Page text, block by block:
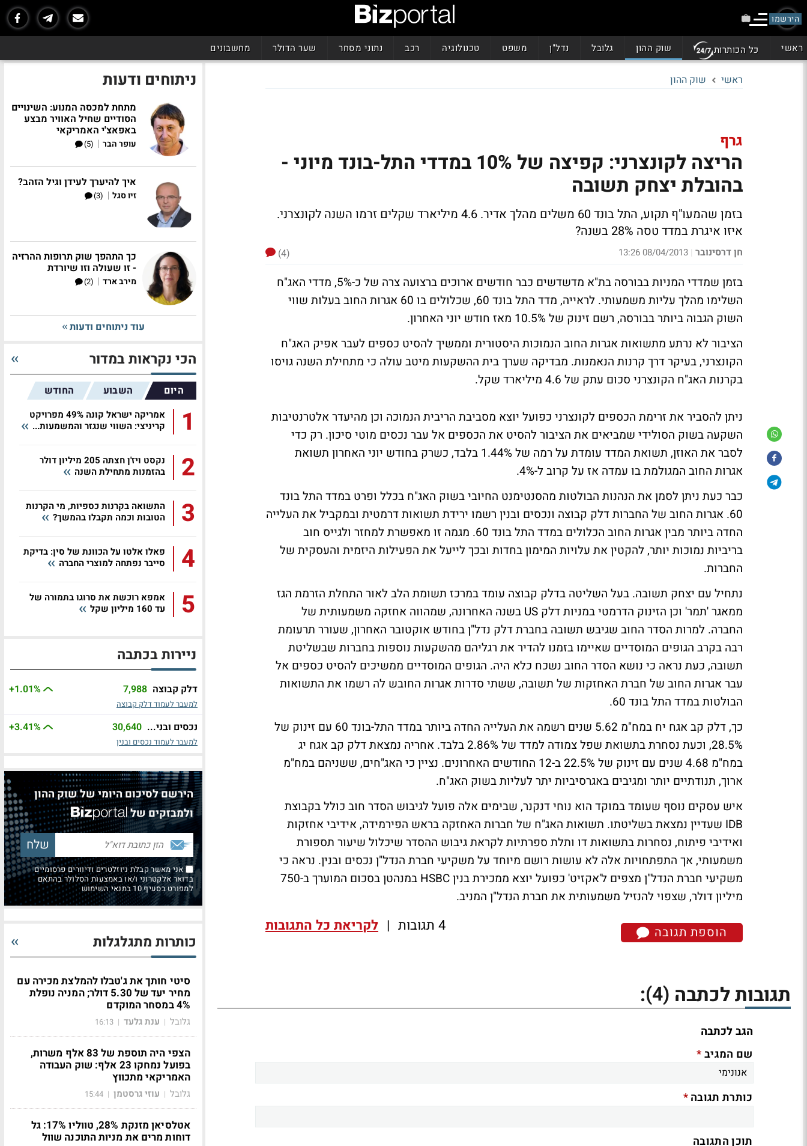
הירשמו
ראשי כל הכותרות שוק ההון גלובל נדל"ן משפט טכנולוגיה רכב נתוני מסחר שער הדולר מחשבונים
ראשי שוק ההון
גרף
הריצה לקונצרני: קפיצה של 10% במדדי התל-בונד מיוני -
בהובלת יצחק תשובה
בזמן שהמעו"ף תקוע, התל בונד 60 משלים מהלך אדיר. 4.6 מיליארד שקלים זרמו השנה לקונצרני.
איזו איגרת במדד טסה 28% בשנה?
חן דרסינובר |
08/04/2013 13:26
(4)
בזמן שמדדי המניות בבורסה בת"א מדשדשים כבר חודשים ארוכים ברצועה צרה של כ-5%, מדדי האג"ח
השלימו מהלך עליות משמעותי. לראייה, מדד התל בונד 60, שכלולים בו 60 אגרות החוב בעלות שווי
השוק הגבוה ביותר בבורסה, רשם זינוק של 10.5% מאז חודש יוני האחרון.
הציבור לא נרתע מתשואות אגרות החוב הנמוכות היסטורית וממשיך להסיט כספים לעבר אפיק האג"ח
הקונצרני, בעיקר דרך קרנות הנאמנות. מבדיקה שערך בית ההשקעות מיטב עולה כי מתחילת השנה גויסו
בקרנות האג"ח הקונצרני סכום עתק של 4.6 מיליארד שקל.
ניתן להסביר את זרימת הכספים לקונצרני כפועל יוצא מסביבת הריבית הנמוכה וכן מהיעדר אלטרנטיבות
השקעה בשוק הסולידי שמביאים את הציבור להסיט את הכספים אל עבר נכסים מוטי סיכון. רק כדי
לסבר את האוזן, תשואת המדד עומדת על רמה של 1.44% בלבד, כשרק בחודש יוני האחרון תשואת
אגרות החוב המגולמת בו עמדה אז על קרוב ל-4%.
כבר כעת ניתן לסמן את הנהנות הבולטות מהסנטימנט החיובי בשוק האג"ח בכלל ופרט במדד התל בונד
60. אגרות החוב של החברות דלק קבוצה ונכסים ובנין רשמו ירידת תשואות דרמטית ובמקביל את העלייה
החדה ביותר מבין אגרות החוב הכלולים במדד התל בונד 60. מגמה זו מאפשרת למחזר ולגייס חוב
בריביות נמוכות יותר, להקטין את עלויות המימון בחדות ובכך לייעל את הפעילות היזמית והעסקית של
החברות.
נתחיל עם יצחק תשובה. בעל השליטה בדלק קבוצה עומד במרכז תשומת הלב לאור התחלת הזרמת הגז
ממאגר 'תמר' וכן הזינוק הדרמטי במניות דלק US בשנה האחרונה, שמהווה אחזקה משמעותית של
החברה. למרות הסדר החוב שגיבש תשובה בחברת דלק נדל"ן בחודש אוקטובר האחרון, שעורר תרעומת
רבה בקרב הגופים המוסדיים שאיימו בזמנו להדיר את רגליהם מהשקעות נוספות בחברות שבשליטת
תשובה, כעת נראה כי נושא הסדר החוב נשכח כלא היה. הגופים המוסדיים ממשיכים להסיט כספים אל
עבר אגרות החוב של חברת האחזקות של תשובה, ששתי סדרות אגרות החובש לה רשמו את התשואות
הבולטות במדד התל בונד 60.
כך, דלק קב אגח יח במח"מ 5.62 שנים רשמה את העלייה החדה ביותר במדד התל-בונד 60 עם זינוק של
28.5%, וכעת נסחרת בתשואת שפל צמודה למדד של 2.86% בלבד. אחריה נמצאת דלק קב אגח יג
במח"מ 4.68 שנים עם זינוק של 22.5% ב-12 החודשים האחרונים. נציין כי האג"חים, ששניהם במח"מ
ארוך, תנודתיים יותר ומגיבים באגרסיביות יתר לעליות בשוק האג"ח.
איש עסקים נוסף שעומד במוקד הוא נוחי דנקנר, שבימים אלה פועל לגיבוש הסדר חוב כולל בקבוצת
IDB שעדיין נמצאת בשליטתו. תשואות האג"ח של חברות האחזקה בראש הפירמידה, אידיבי אחזקות
ואידיבי פיתוח, נסחרות בתשואות דו ותלת ספרתיות לקראת גיבוש ההסדר שיכלול שיעור תספורת
משמעותי, אך התפתחויות אלה לא עושות רושם מיוחד על משקיעי חברת הנדל"ן נכסים ובנין. נראה כי
משקיעי חברת הנדל"ן מצפים ל'אקזיט' כפועל יוצא ממכירת בנין HSBC במנהטן בסכום המוערך ב-750
מיליון דולר, שצפוי להנזיל משמעותית את חברת הנדל"ן המניב.
הוספת תגובה 4 תגובות | לקריאת כל התגובות
תגובות לכתבה (4)
:
הגב לכתבה
שם המגיב*
כותרת תגובה*
תוכן התגובה
ניתוחים ודעות
מתחת למכסה המנוע: השינויים
הסודיים שחיל האוויר מבצע
באפאצ'י האמריקאי
עופר הבר |
(5)
איך להיערך לעידן וגיל הזהב?
זיו סגל |
(3)
כך התהפך שוק תרופות ההרזיה
- זו שעולה וזו שיורדת
מירב ארד |
(2)
עוד ניתוחים ודעות
הכי נקראות במדור
היום השבוע החודש
1
אמריקה ישראל קונה 49% מפרויקט
קריניצי: השווי שנגזר והמשמעות...
2
נקסט ויז'ן חצתה 205 מיליון דולר
בהזמנות מתחילת השנה
3
התשואה בקרנות כספיות, מי הקרנות
הטובות וכמה תקבלו בהמשך?
4
פאלו אלטו על הכוונת של סין: בדיקת
סייבר נפתחה למוצרי החברה
5
אמפא רוכשת את סרוגו בתמורה של
עד 160 מיליון שקל
ניירות בכתבה
דלק קבוצה 7,988
+1.01%
למעבר לעמוד דלק קבוצה
נכסים ובני... 30,640
+3.41%
למעבר לעמוד נכסים ובנין
הירשם לסיכום היומי של שוק ההון
ולמבזקים של
אני מאשר קבלת ניוזלטרים ודיוורים פרסומיים
בדואר אלקטרוני ו/או באמצעות הסלולר בהתאם
למפורט בסעיף 10 בתנאי השימוש
כותרות מתגלגלות
סיטי חותך את ג'טבלו להמלצת מכירה עם
מחיר יעד של 5.30 דולר; המניה נופלת
4% במסחר המוקדם
גלובל | ענת גלעד |
16:13
הצפי היה תוספת של 83 אלף משרות,
בפועל נמחקו 23 אלף: שוק העבודה
האמריקאי מתכווץ
גלובל | עוזי גרסטמן |
15:44
אטלסיאן מזנקת 28%, טווליו 17%: גל
דוחות מרים את מניות התוכנה שוול